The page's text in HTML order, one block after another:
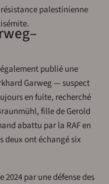
palestinienne
publié une
Garweg — suspect
en fuite, recherché
fille de Gerold
abattu par la RAF en
deux ont échangé six
par une défense des